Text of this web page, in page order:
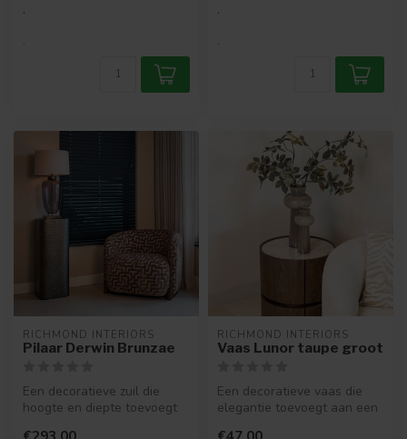
.
.
.
.
RICHMOND INTERIORS
Pilaar Derwin Brunzae
Een decoratieve zuil die
hoogte en diepte toevoegt
RICHMOND INTERIORS
Vaas Lunor taupe groot
Een decoratieve vaas die
elegantie toevoegt aan een